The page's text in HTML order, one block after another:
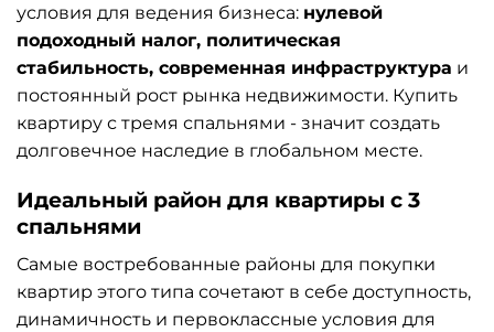
условия для ведения бизнеса: нулевой
подоходный налог, политическая
стабильность, современная инфраструктура и
постоянный рост рынка недвижимости. Купить
квартиру с тремя спальнями - значит создать
долговечное наследие в глобальном месте.
Идеальный район для квартиры с 3
спальнями
Самые востребованные районы для покупки
квартир этого типа сочетают в себе доступность,
динамичность и первоклассные условия для